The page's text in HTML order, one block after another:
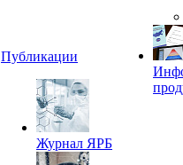
Публикации
Журнал ЯРБ